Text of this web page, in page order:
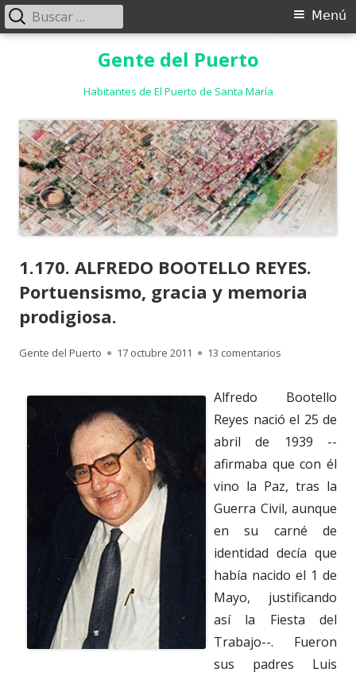
Gente del Puerto
Habitantes de El Puerto de Santa María
Menú
Menú
Buscar:
1.170. ALFREDO BOOTELLO REYES.
Portuensismo, gracia y memoria
prodigiosa.
Autor
Gente del Puerto
Publicado
17 octubre 2011 13 comentarios
Alfredo Bootello
Reyes nació el 25 de
abril de 1939 --
afirmaba que con él
vino la Paz, tras la
Guerra Civil, aunque
en su carné de
identidad decía que
había nacido el 1 de
Mayo, justificando
así la Fiesta del
Trabajo--. Fueron
sus padres Luis